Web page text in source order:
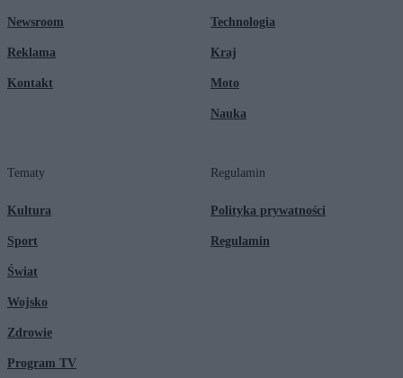
Newsroom
Reklama
Kontakt
Technologia
Kraj
Moto
Nauka
Tematy
Kultura
Sport
Świat
Wojsko
Zdrowie
Program TV
Regulamin
Polityka prywatności
Regulamin